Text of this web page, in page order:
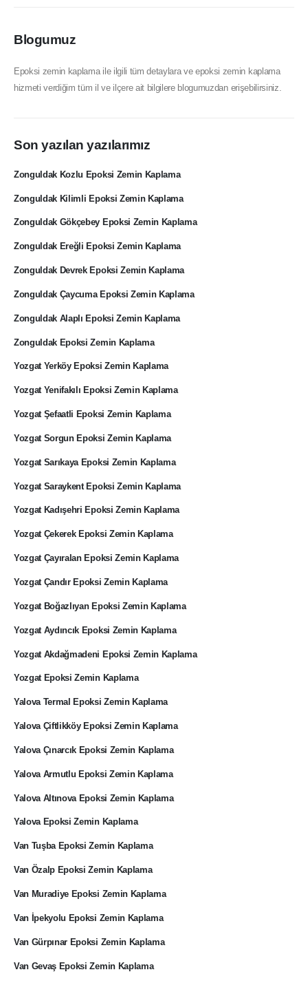
Blogumuz
Epoksi zemin kaplama ile ilgili tüm detaylara ve epoksi zemin kaplama
hizmeti verdiğim tüm il ve ilçere ait bilgilere blogumuzdan erişebilirsiniz.
Son yazılan yazılarımız
Zonguldak Kozlu Epoksi Zemin Kaplama
Zonguldak Kilimli Epoksi Zemin Kaplama
Zonguldak Gökçebey Epoksi Zemin Kaplama
Zonguldak Ereğli Epoksi Zemin Kaplama
Zonguldak Devrek Epoksi Zemin Kaplama
Zonguldak Çaycuma Epoksi Zemin Kaplama
Zonguldak Alaplı Epoksi Zemin Kaplama
Zonguldak Epoksi Zemin Kaplama
Yozgat Yerköy Epoksi Zemin Kaplama
Yozgat Yenifakılı Epoksi Zemin Kaplama
Yozgat Şefaatli Epoksi Zemin Kaplama
Yozgat Sorgun Epoksi Zemin Kaplama
Yozgat Sarıkaya Epoksi Zemin Kaplama
Yozgat Saraykent Epoksi Zemin Kaplama
Yozgat Kadışehri Epoksi Zemin Kaplama
Yozgat Çekerek Epoksi Zemin Kaplama
Yozgat Çayıralan Epoksi Zemin Kaplama
Yozgat Çandır Epoksi Zemin Kaplama
Yozgat Boğazlıyan Epoksi Zemin Kaplama
Yozgat Aydıncık Epoksi Zemin Kaplama
Yozgat Akdağmadeni Epoksi Zemin Kaplama
Yozgat Epoksi Zemin Kaplama
Yalova Termal Epoksi Zemin Kaplama
Yalova Çiftlikköy Epoksi Zemin Kaplama
Yalova Çınarcık Epoksi Zemin Kaplama
Yalova Armutlu Epoksi Zemin Kaplama
Yalova Altınova Epoksi Zemin Kaplama
Yalova Epoksi Zemin Kaplama
Van Tuşba Epoksi Zemin Kaplama
Van Özalp Epoksi Zemin Kaplama
Van Muradiye Epoksi Zemin Kaplama
Van İpekyolu Epoksi Zemin Kaplama
Van Gürpınar Epoksi Zemin Kaplama
Van Gevaş Epoksi Zemin Kaplama